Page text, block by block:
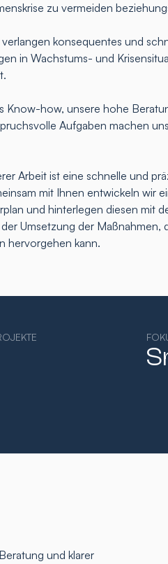
zu vermeiden
konsequentes und
in Wachstums- und
Know-how, unsere hohe
Aufgaben machen
Arbeit ist eine schnelle und
mit Ihnen entwickeln wir
und hinterlegen diesen mit
Umsetzung der Maßnahmen,
hervorgehen kann.
und klarer